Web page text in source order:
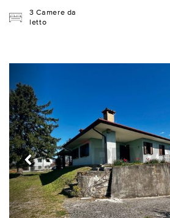
3 Camere da
letto